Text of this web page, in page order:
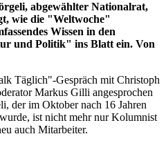
abgewählter Nationalrat,
wie die "Weltwoche"
Wissen in den
und Politik" ins Blatt ein. Von
Täglich"-Gespräch mit Christoph
Markus Gilli angesprochen
der im Oktober nach 16 Jahren
ist nicht mehr nur Kolumnist
auch Mitarbeiter.